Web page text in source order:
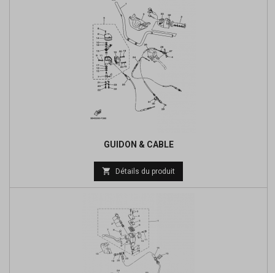
GUIDON & CABLE
Prix
de
 Détails du produit